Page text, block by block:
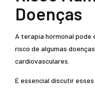
Doenças
A terapia hormonal pode
risco de algumas
cardiovasculares.
É essencial discutir